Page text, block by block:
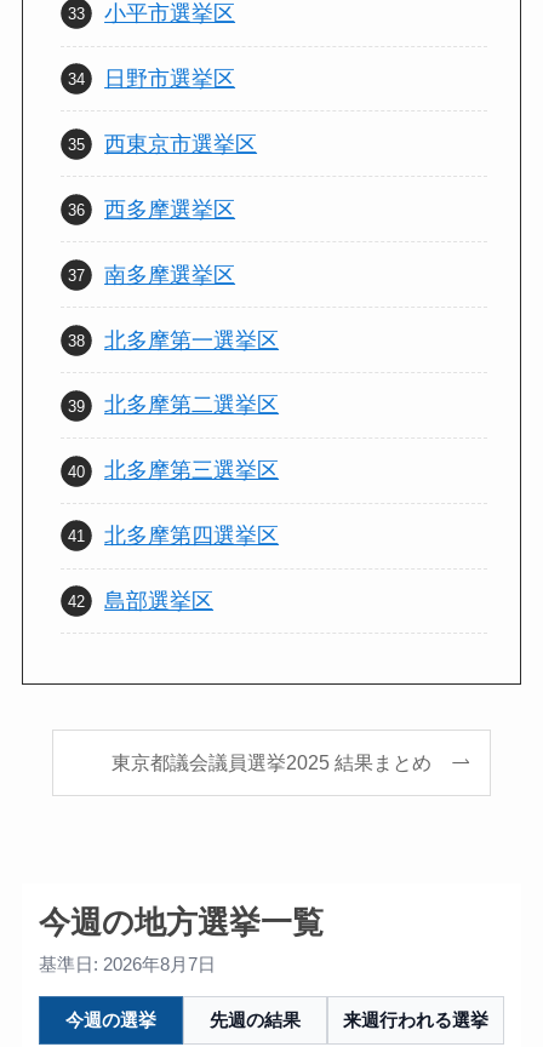
小平市選挙区
日野市選挙区
西東京市選挙区
西多摩選挙区
南多摩選挙区
北多摩第一選挙区
北多摩第二選挙区
北多摩第三選挙区
北多摩第四選挙区
島部選挙区
東京都議会議員選挙2025 結果まとめ
今週の地方選挙一覧
基準日: 2026年8月7日
今週の選挙 先週の結果 来週行われる選挙